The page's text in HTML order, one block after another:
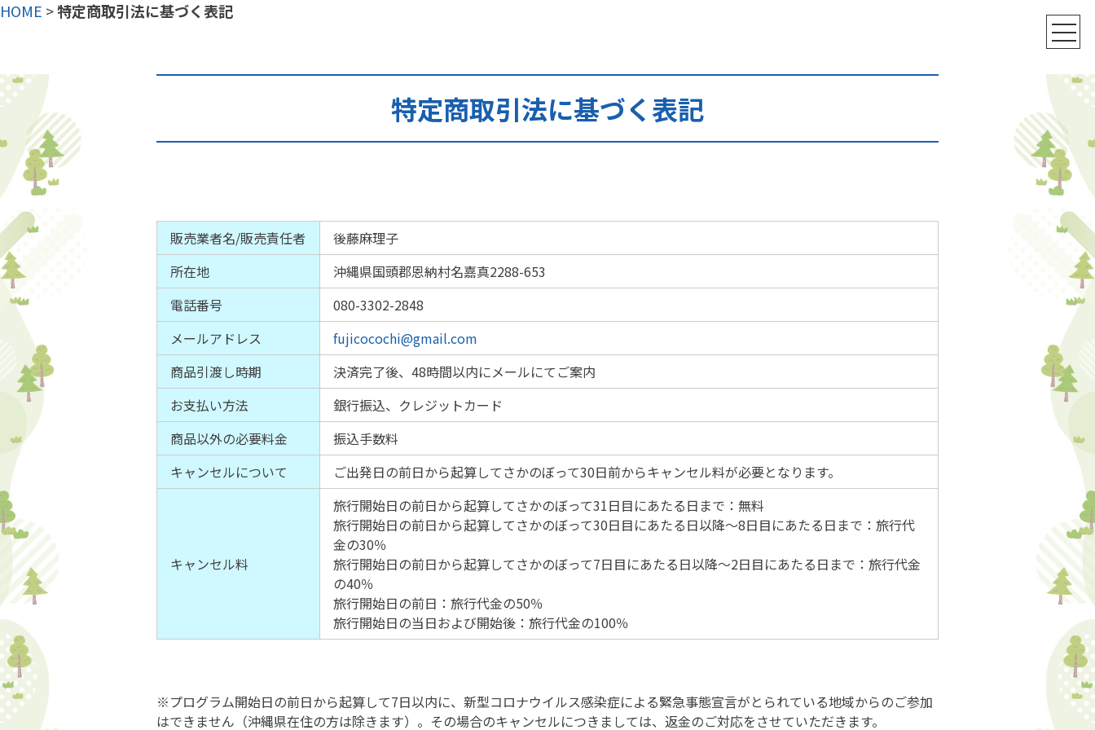
HOME >特定商取引法に基づく表記
特定商取引法に基づく表記
販売業者名/販売責任者
後藤麻理子
所在地
沖縄県国頭郡恩納村名嘉真2288-653
電話番号
080-3302-2848
メールアドレス
fujicocochi@gmail.com
商品引渡し時期
決済完了後、48時間以内にメールにてご案内
お支払い方法
銀行振込、クレジットカード
商品以外の必要料金
振込手数料
キャンセルについて
ご出発日の前日から起算してさかのぼって30日前からキャンセル料が必要となります。
キャンセル料
旅行開始日の前日から起算してさかのぼって31日目にあたる日まで：無料
旅行開始日の前日から起算してさかのぼって30日目にあたる日以降～8日目にあたる日まで：旅行代
金の30％
旅行開始日の前日から起算してさかのぼって7日目にあたる日以降～2日目にあたる日まで：旅行代金
の40％
旅行開始日の前日：旅行代金の50％
旅行開始日の当日および開始後：旅行代金の100％
※プログラム開始日の前日から起算して7日以内に、新型コロナウイルス感染症による緊急事態宣言がとられている地域からのご参加
はできません（沖縄県在住の方は除きます）。その場合のキャンセルにつきましては、返金のご対応をさせていただきます。